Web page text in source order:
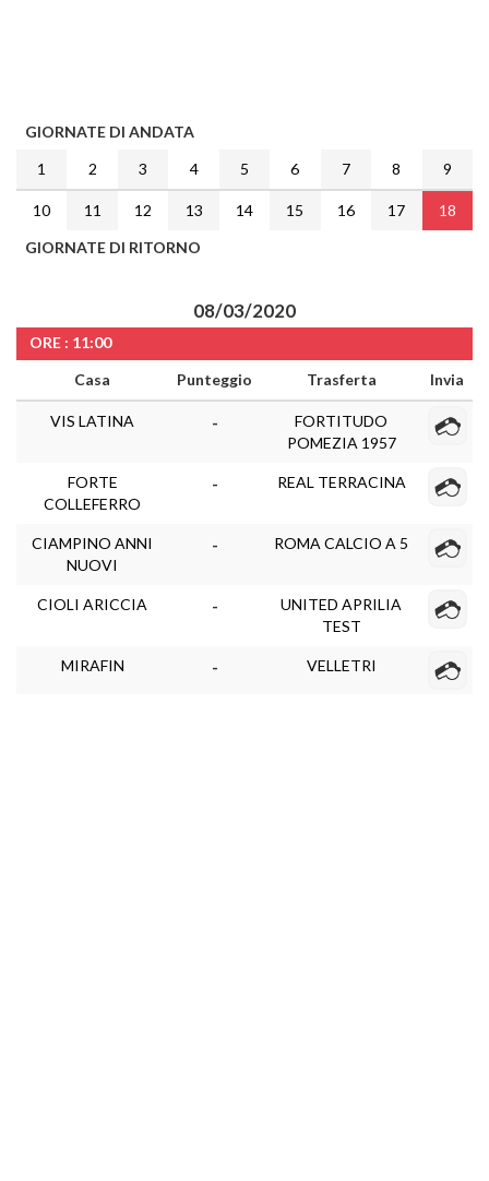
GIORNATE DI ANDATA
1
2 3 4 5 6 7 8 9
10 11 12 13 14 15 16 17
18
GIORNATE DI RITORNO
08/03/2020
ORE : 11:00
Casa
Punteggio Trasferta Invia
VIS LATINA -
FORTITUDO
POMEZIA 1957
FORTE
COLLEFERRO
- REAL TERRACINA
CIAMPINO ANNI
NUOVI
- ROMA CALCIO A 5
CIOLI ARICCIA -
UNITED APRILIA
TEST
MIRAFIN - VELLETRI